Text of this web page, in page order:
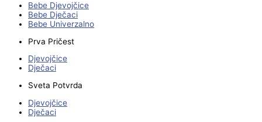
Bebe Djevojčice
Bebe Dječaci
Bebe Univerzalno
Prva Pričest
Djevojčice
Dječaci
Sveta Potvrda
Djevojčice
Dječaci